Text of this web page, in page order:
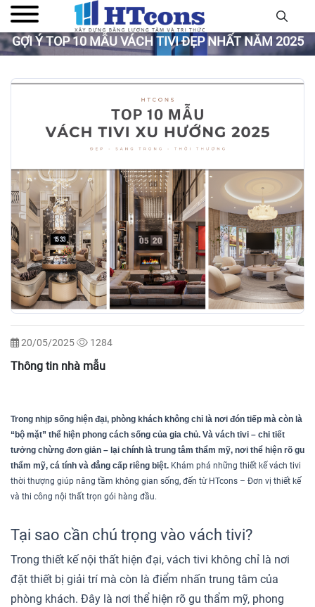
GỢI Ý TOP 10 MẪU VÁCH TIVI ĐẸP NHẤT NĂM 2025
20/05/2025 1284
Thông tin nhà mẫu
Trong nhịp sống hiện đại, phòng khách không chỉ là nơi đón tiếp mà còn là
“bộ mặt” thể hiện phong cách sống của gia chủ. Và vách tivi – chi tiết
tưởng chừng đơn giản – lại chính là trung tâm thẩm mỹ, nơi thể hiện rõ gu
thẩm mỹ, cá tính và đẳng cấp riêng biệt. Khám phá những thiết kế vách tivi
thời thượng giúp nâng tầm không gian sống, đến từ HTcons – Đơn vị thiết kế
và thi công nội thất trọn gói hàng đầu.
Tại sao cần chú trọng vào vách tivi?
Trong thiết kế nội thất hiện đại, vách tivi không chỉ là nơi
đặt thiết bị giải trí mà còn là điểm nhấn trung tâm của
phòng khách. Đây là nơi thể hiện rõ gu thẩm mỹ, phong